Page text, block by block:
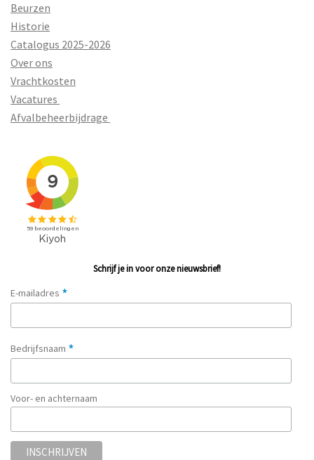
Beurzen
Historie
Catalogus 2025-2026
Over ons
Vrachtkosten
Vacatures
Afvalbeheerbijdrage
Schrijf je in voor onze nieuwsbrief!
E-mailadres *
Bedrijfsnaam *
Voor- en achternaam